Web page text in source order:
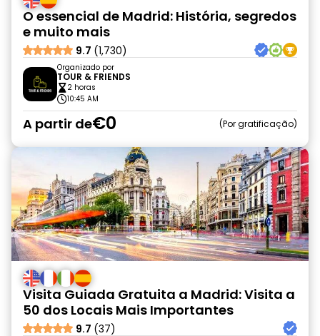
O essencial de Madrid: História, segredos
e muito mais
9.7 (1,730)
Organizado por
TOUR & FRIENDS
2 horas
10:45 AM
A partir de€0 Por gratificação
Visita Guiada Gratuita a Madrid: Visita a
50 dos Locais Mais Importantes
9.7 (37)